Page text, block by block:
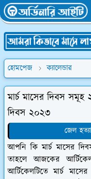
হোমপেজ ক্যালেন্ডার
মার্চ মাসের দিবস সমূহ
দিবস ২০২৩
জেল
আপনি কি মার্চ মাসের
তাহলে আজকের
আর্টিকেলটিতে মার্চ